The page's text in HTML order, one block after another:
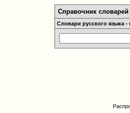
Справочник словарей
Словари русского языка -